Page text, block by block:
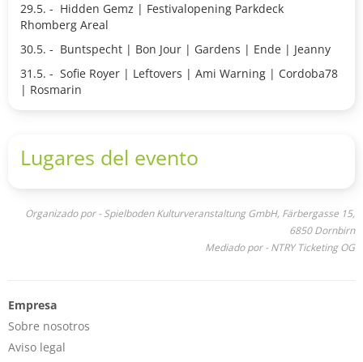
29.5. - Hidden Gemz | Festivalopening Parkdeck
Rhomberg Areal
30.5. - Buntspecht | Bon Jour | Gardens | Ende | Jeanny
31.5. - Sofie Royer | Leftovers | Ami Warning | Cordoba78
| Rosmarin
Lugares del evento
Organizado por - Spielboden Kulturveranstaltung GmbH, Färbergasse 15,
6850 Dornbirn
Mediado por - NTRY Ticketing OG
Empresa
Sobre nosotros
Aviso legal